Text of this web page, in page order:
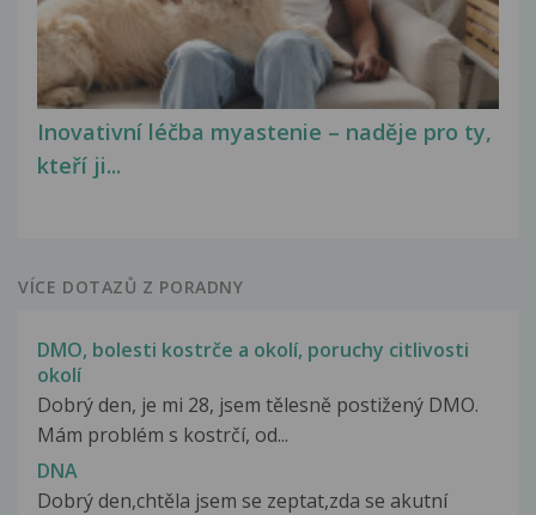
Inovativní léčba myastenie – naděje pro ty,
kteří ji...
VÍCE DOTAZŮ Z PORADNY
DMO, bolesti kostrče a okolí, poruchy citlivosti
okolí
Dobrý den, je mi 28, jsem tělesně postižený DMO.
Mám problém s kostrčí, od...
DNA
Dobrý den,chtěla jsem se zeptat,zda se akutní